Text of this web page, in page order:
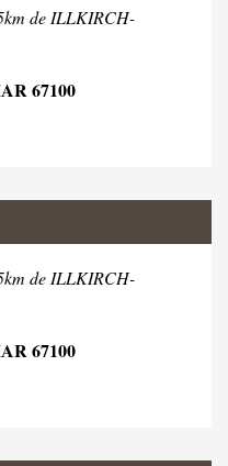
de ILLKIRCH-
67100
de ILLKIRCH-
67100